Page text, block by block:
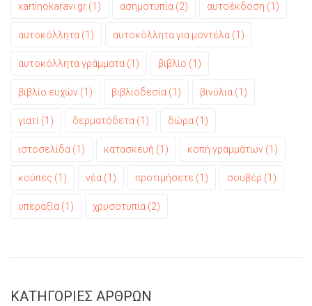
xartinokaravi.gr (1) ασημοτυπία (2) αυτοέκδοση (1)
αυτοκόλλητα (1) αυτοκόλλητα για μοντέλα (1)
αυτοκόλλητα γράμματα (1) βιβλίο (1)
βιβλίο ευχών (1) βιβλιοδεσία (1) βινύλια (1)
γιατί (1) δερματόδετα (1) δώρα (1)
ιστοσελίδα (1) κατασκευή (1) κοπή γραμμάτων (1)
κούπες (1) νέα (1) προτιμήσετε (1) σουβέρ (1)
υπεραξία (1) χρυσοτυπία (2)
ΚΑΤΗΓΟΡΙΕΣ ΑΡΘΡΩΝ